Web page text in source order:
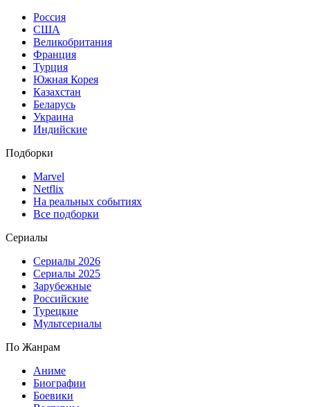
Россия
США
Великобритания
Франция
Турция
Южная Корея
Казахстан
Беларусь
Украина
Индийские
Подборки
Marvel
Netflix
На реальных событиях
Все подборки
Сериалы
Сериалы 2026
Сериалы 2025
Зарубежные
Российские
Турецкие
Мультсериалы
По Жанрам
Аниме
Биографии
Боевики